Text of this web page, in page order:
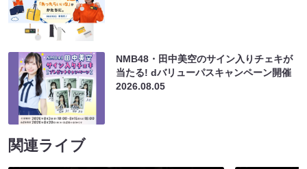
NMB48・田中美空のサイン入りチェキが
当たる! dバリューパスキャンペーン開催
2026.08.05
関連ライブ